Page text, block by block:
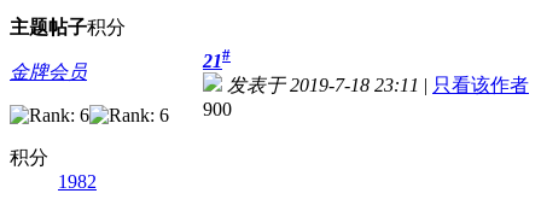
主题帖子积分
金牌会员
积分
1982
21#
发表于 2019-7-18 23:11 | 只看该作者
900